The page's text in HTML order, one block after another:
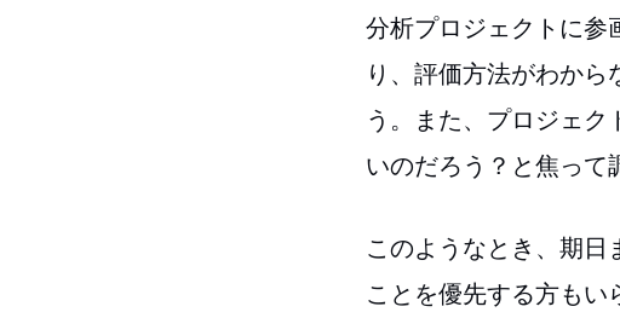
分析プロジェクトに参
り、評価方法がわから
う。また、プロジェク
いのだろう？と焦って
このようなとき、期日
ことを優先する方もい